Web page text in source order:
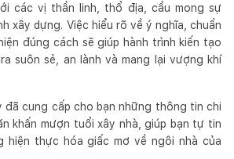
các vị thần linh, thổ địa, cầu mong sự
xây dựng. Việc hiểu rõ về ý nghĩa, chuẩn
đúng cách sẽ giúp hành trình kiến tạo
suôn sẻ, an lành và mang lại vượng khí
đã cung cấp cho bạn những thông tin chi
khấn mượn tuổi xây nhà, giúp bạn tự tin
hiện thực hóa giấc mơ về ngôi nhà của